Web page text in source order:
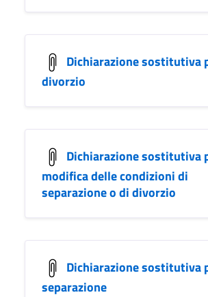
Dichiarazione sostitutiva
divorzio
Dichiarazione sostitutiva
modifica delle condizioni di
separazione o di divorzio
Dichiarazione sostitutiva
separazione